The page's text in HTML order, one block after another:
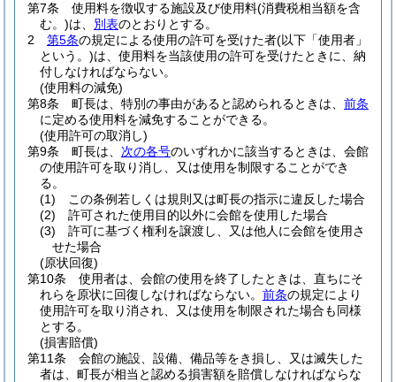
第7条
使用料を徴収する施設及び使用料(消費税相当額を含
む。)は、 別表のとおりとする。
2
第5条の規定による使用の許可を受けた者(以下「使用者」
という。)は、使用料を当該使用の許可を受けたときに、納
付しなければならない。
(使用料の減免)
第8条
町長は、特別の事由があると認められるときは、 前条
に定める使用料を減免することができる。
(使用許可の取消し)
第9条
町長は、 次の各号のいずれかに該当するときは、会館
の使用許可を取り消し、又は使用を制限することができ
る。
(1)
この条例若しくは規則又は町長の指示に違反した場合
(2)
許可された使用目的以外に会館を使用した場合
(3)
許可に基づく権利を譲渡し、又は他人に会館を使用さ
せた場合
(原状回復)
第10条
使用者は、会館の使用を終了したときは、直ちにそ
れらを原状に回復しなければならない。 前条の規定により
使用許可を取り消され、又は使用を制限された場合も同様
とする。
(損害賠償)
第11条
会館の施設、設備、備品等をき損し、又は滅失した
者は、町長が相当と認める損害額を賠償しなければならな